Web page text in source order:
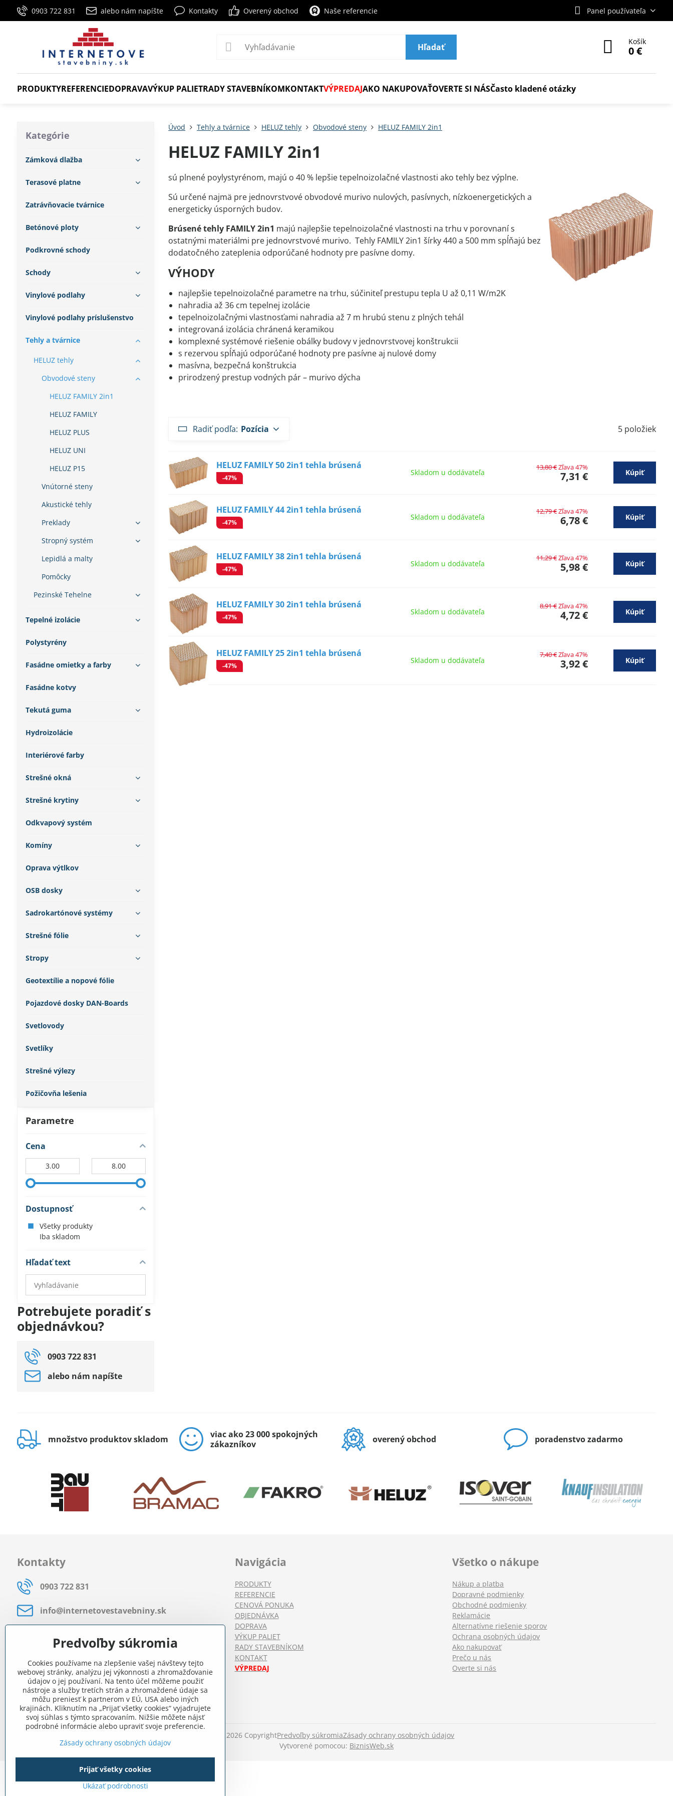
0903 722 831 alebo nám napíšte Kontakty Overený obchod Naše referencie Panel používateľa
Hľadať
Košík
0 €
PRODUKTYREFERENCIEDOPRAVAVÝKUP PALIETRADY STAVEBNÍKOMKONTAKTVÝPREDAJAKO NAKUPOVAŤOVERTE SI NÁSČasto kladené otázky
Úvod Tehly a tvárnice HELUZ tehly Obvodové steny HELUZ FAMILY 2in1
HELUZ FAMILY 2in1
sú plnené poylystyrénom, majú o 40 % lepšie tepelnoizolačné vlastnosti ako tehly bez výplne.
Sú určené najmä pre jednovrstvové obvodové murivo nulových, pasívnych, nízkoenergetických a
energeticky úsporných budov.
Brúsené tehly FAMILY 2in1 majú najlepšie tepelnoizolačné vlastnosti na trhu v porovnaní s
ostatnými materiálmi pre jednovrstvové murivo. Tehly FAMILY 2in1 šírky 440 a 500 mm spĺňajú bez
dodatočného zateplenia odporúčané hodnoty pre pasívne domy.
VÝHODY
najlepšie tepelnoizolačné parametre na trhu, súčiniteľ prestupu tepla U až 0,11 W/m2K
nahradia až 36 cm tepelnej izolácie
tepelnoizolačnými vlastnosťami nahradia až 7 m hrubú stenu z plných tehál
integrovaná izolácia chránená keramikou
komplexné systémové riešenie obálky budovy v jednovrstvovej konštrukcii
s rezervou spĺňajú odporúčané hodnoty pre pasívne aj nulové domy
masívna, bezpečná konštrukcia
prirodzený prestup vodných pár – murivo dýcha
Radiť podľa: Pozícia 5 položiek
HELUZ FAMILY 50 2in1 tehla brúsená
-47%
Skladom u dodávateľa 7,31 €
13,80 €Zľava 47%
Kúpiť
HELUZ FAMILY 44 2in1 tehla brúsená
-47%
Skladom u dodávateľa 6,78 €
12,79 €Zľava 47%
Kúpiť
HELUZ FAMILY 38 2in1 tehla brúsená
-47%
Skladom u dodávateľa 5,98 €
11,29 €Zľava 47%
Kúpiť
HELUZ FAMILY 30 2in1 tehla brúsená
-47%
Skladom u dodávateľa 4,72 €
8,91 €Zľava 47%
Kúpiť
HELUZ FAMILY 25 2in1 tehla brúsená
-47%
Skladom u dodávateľa 3,92 €
7,40 €Zľava 47%
Kúpiť
Parametre
Cena
Dostupnosť
Všetky produkty
Iba skladom
Hľadať text
Prehľadať
výsledky
fulltextom
Potrebujete poradiť s
objednávkou?
0903 722 831
alebo nám napíšte
Kategórie
Zámková dlažba
Terasové platne
Zatrávňovacie tvárnice
Betónové ploty
Podkrovné schody
Schody
Vinylové podlahy
Vinylové podlahy príslušenstvo
Tehly a tvárnice
HELUZ tehly
Obvodové steny
HELUZ FAMILY 2in1
HELUZ FAMILY
HELUZ PLUS
HELUZ UNI
HELUZ P15
Vnútorné steny
Akustické tehly
Preklady
Stropný systém
Lepidlá a malty
Pomôcky
Pezinské Tehelne
Tepelné izolácie
Polystyrény
Fasádne omietky a farby
Fasádne kotvy
Tekutá guma
Hydroizolácie
Interiérové farby
Strešné okná
Strešné krytiny
Odkvapový systém
Komíny
Oprava výtlkov
OSB dosky
Sadrokartónové systémy
Strešné fólie
Stropy
Geotextílie a nopové fólie
Pojazdové dosky DAN-Boards
Svetlovody
Svetlíky
Strešné výlezy
Požičovňa lešenia
množstvo produktov skladom
viac ako 23 000 spokojných
zákazníkov
overený obchod poradenstvo zadarmo
Kontakty
0903 722 831
info​@internetovestavebniny​.sk
Most pri Bratislave
Pon - Pia 8:00 - 11:30 a 12:15 - 15:30
Facebook
Navigácia
PRODUKTY
REFERENCIE
CENOVÁ PONUKA
OBJEDNÁVKA
DOPRAVA
VÝKUP PALIET
RADY STAVEBNÍKOM
KONTAKT
VÝPREDAJ
Všetko o nákupe
Nákup a platba
Dopravné podmienky
Obchodné podmienky
Reklamácie
Alternatívne riešenie sporov
Ochrana osobných údajov
Ako nakupovať
Prečo u nás
Overte si nás
©2026 CopyrightPredvoľby súkromiaZásady ochrany osobných údajov
Vytvorené pomocou: BiznisWeb.sk
Predvoľby súkromia
Cookies používame na zlepšenie vašej návštevy tejto
webovej stránky, analýzu jej výkonnosti a zhromažďovanie
údajov o jej používaní. Na tento účel môžeme použiť
nástroje a služby tretích strán a zhromaždené údaje sa
môžu preniesť k partnerom v EÚ, USA alebo iných
krajinách. Kliknutím na „Prijať všetky cookies“ vyjadrujete
svoj súhlas s týmto spracovaním. Nižšie môžete nájsť
podrobné informácie alebo upraviť svoje preferencie.
Zásady ochrany osobných údajov
Ukázať podrobnosti
Prijať všetky cookies